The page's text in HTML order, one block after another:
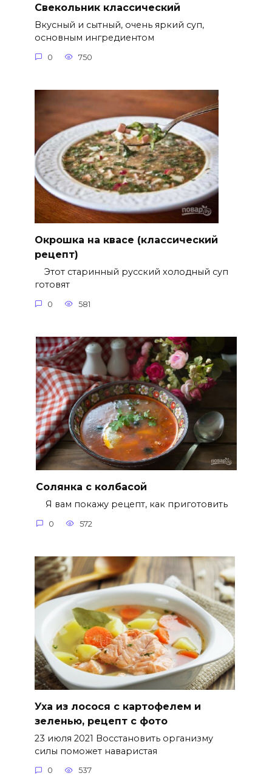
Свекольник классический
Вкусный и сытный, очень яркий суп,
основным ингредиентом
0 750
Окрошка на квасе (классический
рецепт)
Этот старинный русский холодный суп
готовят
0 581
Солянка с колбасой
Я вам покажу рецепт, как приготовить
0 572
Уха из лосося с картофелем и
зеленью, рецепт с фото
23 июля 2021 Восстановить организму
силы поможет наваристая
0 537